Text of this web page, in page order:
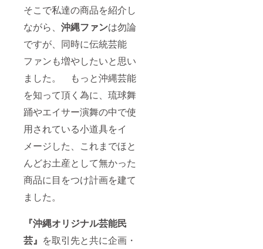
そこで私達の商品を紹介し
ながら、 沖縄ファンは勿論
ですが、同時に伝統芸能
ファンも増やしたいと思い
ました。 もっと沖縄芸能
を知って頂く為に、琉球舞
踊やエイサー演舞の中で使
用されている小道具をイ
メージした、これまでほと
んどお土産として無かった
商品に目をつけ計画を建て
ました。
『沖縄オリジナル芸能民
芸』 を取引先と共に企画・